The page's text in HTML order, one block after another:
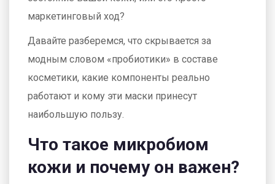
маркетинговый ход?
Давайте разберемся, что скрывается за
модным словом «пробиотики» в составе
косметики, какие компоненты реально
работают и кому эти маски принесут
наибольшую пользу.
Что такое микробиом
кожи и почему он важен?